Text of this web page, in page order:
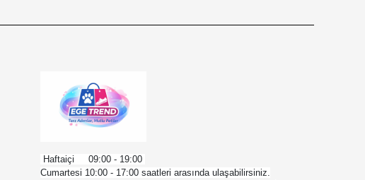
Haftaiçi 09:00 - 19:00
Cumartesi 10:00 - 17:00 saatleri arasında ulaşabilirsiniz.